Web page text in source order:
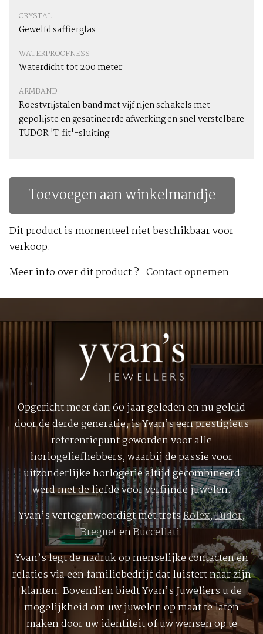
CRYSTAL
Gewelfd saffierglas
WATERPROOFNESS
Waterdicht tot 200 meter
ARMBAND
Roestvrijstalen band met vijf rijen schakels met
gepolijste en gesatineerde afwerking en snel verstelbare
TUDOR 'T‑fit'-sluiting
Toevoegen aan winkelmandje
Dit product is momenteel niet beschikbaar voor
verkoop.
Meer info over dit product ? Contact opnemen
Opgericht meer dan 60 jaar geleden en nu geleid
door de derde generatie, is Yvan’s een prestigieus
referentiepunt geworden voor alle
horlogeliefhebbers, waarbij de passie voor
uitzonderlijke horlogerie altijd gecombineerd
werd met de liefde voor verfijnde juwelen.
Yvan’s vertegenwoordigt met trotsRolex,Tudor,
BreguetenBuccellati.
Yvan’s legt de nadruk op menselijke contacten en
relaties via een familiebedrijf dat luistert naar zijn
klanten. Bovendien biedt Yvan’s Juweliers u de
mogelijkheid om uw juwelen op maat te laten
maken door uw identiteit of uw wensen op te